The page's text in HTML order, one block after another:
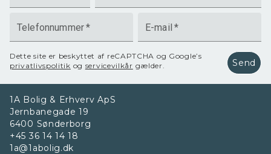
Telefonnummer* E-mail *
Dette site er beskyttet af reCAPTCHA og Google’s
privatlivspolitik og servicevilkår gælder. Send
1A Bolig & Erhverv ApS
Jernbanegade 19
6400 Sønderborg
+45 36 14 14 18
1a@1abolig.dk